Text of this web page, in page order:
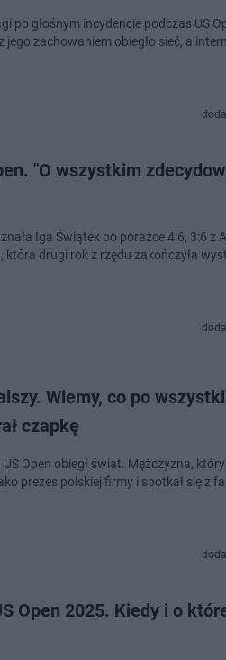
po głośnym incydencie podczas US
jego zachowaniem obiegło sieć, a
"O wszystkim
Iga Świątek po porażce 4:6, 3:6 z
która drugi rok z rzędu zakończyła
Wiemy, co po
czapkę
Open obiegł świat. Mężczyzna,
prezes polskiej firmy i spotkał się z
Open 2025. Kiedy i o